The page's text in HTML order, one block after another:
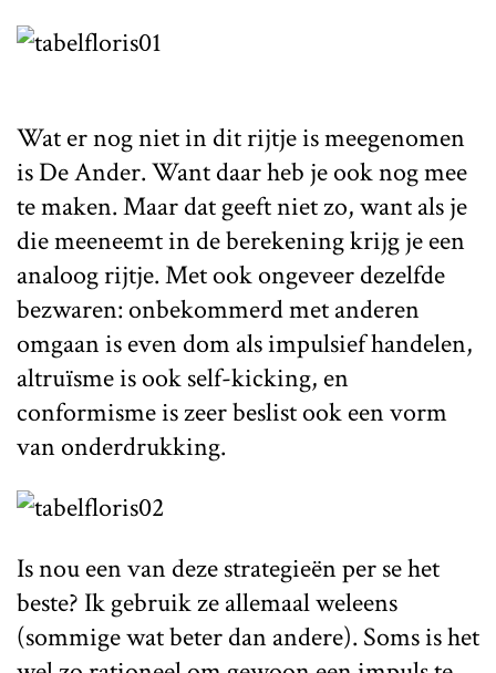
Wat er nog niet in dit rijtje is meegenomen
is De Ander. Want daar heb je ook nog mee
te maken. Maar dat geeft niet zo, want als je
die meeneemt in de berekening krijg je een
analoog rijtje. Met ook ongeveer dezelfde
bezwaren: onbekommerd met anderen
omgaan is even dom als impulsief handelen,
altruïsme is ook self-kicking, en
conformisme is zeer beslist ook een vorm
van onderdrukking.
Is nou een van deze strategieën per se het
beste? Ik gebruik ze allemaal weleens
(sommige wat beter dan andere). Soms is het